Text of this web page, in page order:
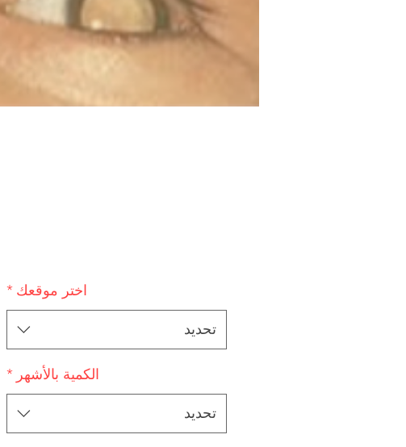
اختر موقعك *
تحديد
الكمية بالأشهر *
تحديد